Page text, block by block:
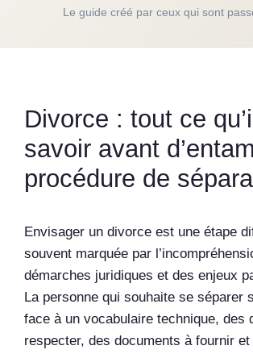
Le guide créé par ceux qui sont
Divorce : tout ce
savoir avant
procédure de
Envisager un divorce est une étape
souvent marquée par
démarches juridiques et des enjeux
La personne qui souhaite se séparer
face à un vocabulaire technique, des
respecter, des documents à fournir